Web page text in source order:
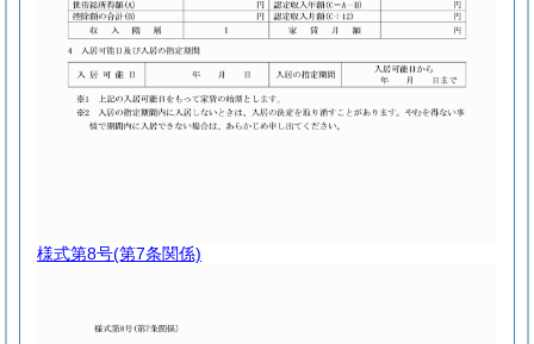
様式第8号(第7条関係)